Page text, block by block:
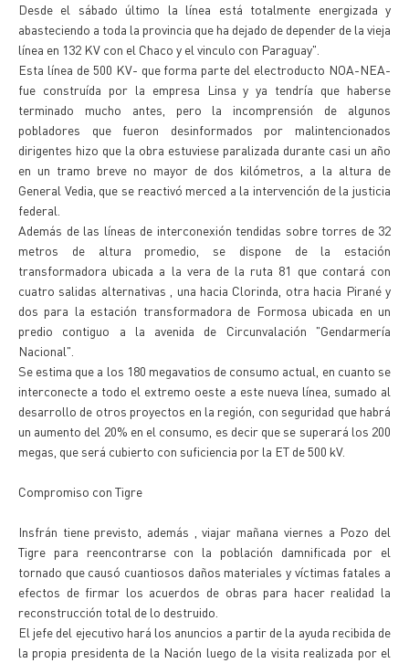
Desde el sábado último la línea está totalmente energizada y
abasteciendo a toda la provincia que ha dejado de depender de la vieja
línea en 132 KV con el Chaco y el vinculo con Paraguay".
Esta línea de 500 KV- que forma parte del electroducto NOA-NEA-
fue construída por la empresa Linsa y ya tendría que haberse
terminado mucho antes, pero la incomprensión de algunos
pobladores que fueron desinformados por malintencionados
dirigentes hizo que la obra estuviese paralizada durante casi un año
en un tramo breve no mayor de dos kilómetros, a la altura de
General Vedia, que se reactivó merced a la intervención de la justicia
federal.
Además de las líneas de interconexión tendidas sobre torres de 32
metros de altura promedio, se dispone de la estación
transformadora ubicada a la vera de la ruta 81 que contará con
cuatro salidas alternativas , una hacia Clorinda, otra hacia Pirané y
dos para la estación transformadora de Formosa ubicada en un
predio contiguo a la avenida de Circunvalación "Gendarmería
Nacional".
Se estima que a los 180 megavatios de consumo actual, en cuanto se
interconecte a todo el extremo oeste a este nueva línea, sumado al
desarrollo de otros proyectos en la región, con seguridad que habrá
un aumento del 20% en el consumo, es decir que se superará los 200
megas, que será cubierto con suficiencia por la ET de 500 kV.
Compromiso con Tigre
Insfrán tiene previsto, además , viajar mañana viernes a Pozo del
Tigre para reencontrarse con la población damnificada por el
tornado que causó cuantiosos daños materiales y víctimas fatales a
efectos de firmar los acuerdos de obras para hacer realidad la
reconstrucción total de lo destruido.
El jefe del ejecutivo hará los anuncios a partir de la ayuda recibida de
la propia presidenta de la Nación luego de la visita realizada por el